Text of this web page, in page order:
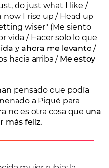
do just what I like /
I rise up / Head up
wiser" (Me siento
vida / Hacer solo lo que
y ahora me levanto /
hacia arriba /Me estoy
pensado que podía
a Piqué para
no es otra cosa que una
más feliz.